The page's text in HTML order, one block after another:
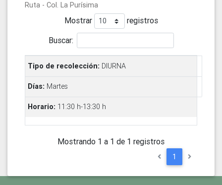
Ruta - Col. La Purísima
Mostrar
registros
Buscar:
DIURNA
Martes
11:30 h-13:30 h
Mostrando 1 a 1 de 1 registros
1